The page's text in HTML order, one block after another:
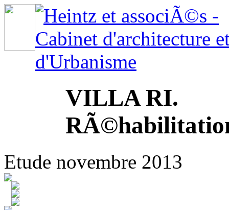
VILLA RI.
Etude novembre 2013